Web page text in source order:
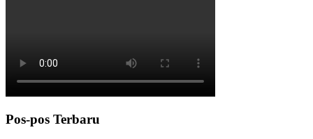
Pos-pos Terbaru